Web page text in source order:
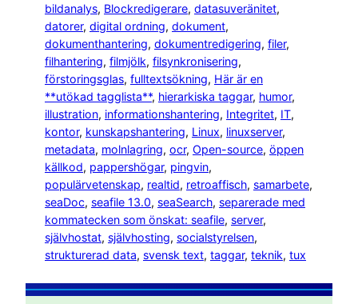
bildanalys, Blockredigerare, datasuveränitet
datorer, digital ordning, dokument
dokumenthantering, dokumentredigering, filer
filhantering, filmjölk, filsynkronisering
förstoringsglas, fulltextsökning, Här är en
**utökad tagglista**, hierarkiska taggar, humor
illustration, informationshantering, Integritet, IT
kontor, kunskapshantering, Linux, linuxserver
metadata, molnlagring, ocr, Open-source, öppen
källkod, pappershögar, pingvin
populärvetenskap, realtid, retroaffisch, samarbete
seaDoc, seafile 13.0, seaSearch, separerade med
kommatecken som önskat: seafile, server
självhostat, självhosting, socialstyrelsen
strukturerad data, svensk text, taggar, teknik, tux